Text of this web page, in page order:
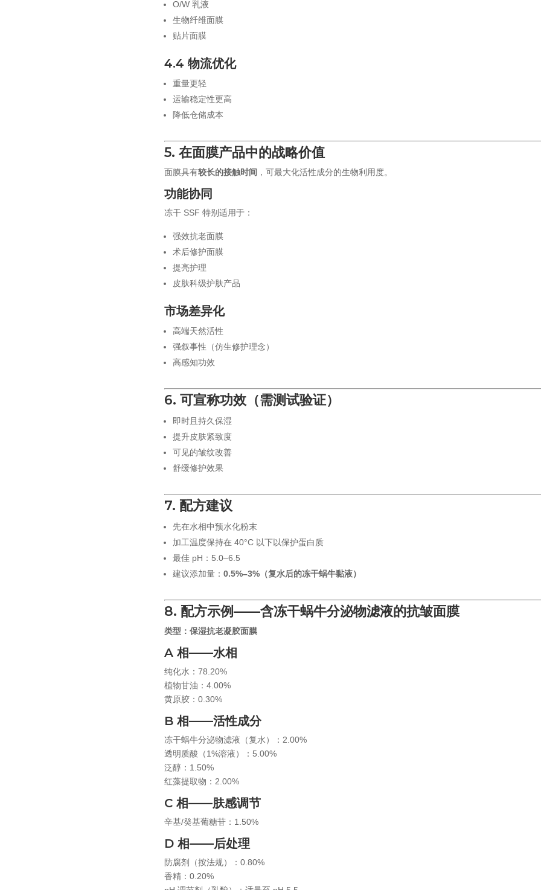
O/W 乳液
生物纤维面膜
贴片面膜
4.4 物流优化
重量更轻
运输稳定性更高
降低仓储成本
5. 在面膜产品中的战略价值
面膜具有较长的接触时间 ，可最大化活性成分的生物利用度。
功能协同
冻干 SSF 特别适用于：
强效抗老面膜
术后修护面膜
提亮护理
皮肤科级护肤产品
市场差异化
高端天然活性
强叙事性（仿生修护理念）
高感知功效
6. 可宣称功效（需测试验证）
即时且持久保湿
提升皮肤紧致度
可见的皱纹改善
舒缓修护效果
7. 配方建议
先在水相中预水化粉末
加工温度保持在 40°C 以下以保护蛋白质
最佳 pH：5.0–6.5
建议添加量： 0.5%–3%（复水后的冻干蜗牛黏液）
8. 配方示例——含冻干蜗牛分泌物滤液的抗皱面膜
类型：保湿抗老凝胶面膜
A 相——水相
纯化水：78.20%
植物甘油：4.00%
黄原胶：0.30%
B 相——活性成分
冻干蜗牛分泌物滤液（复水）：2.00%
透明质酸（1%溶液）：5.00%
泛醇：1.50%
红藻提取物：2.00%
C 相——肤感调节
辛基/癸基葡糖苷：1.50%
D 相——后处理
防腐剂（按法规）：0.80%
香精：0.20%